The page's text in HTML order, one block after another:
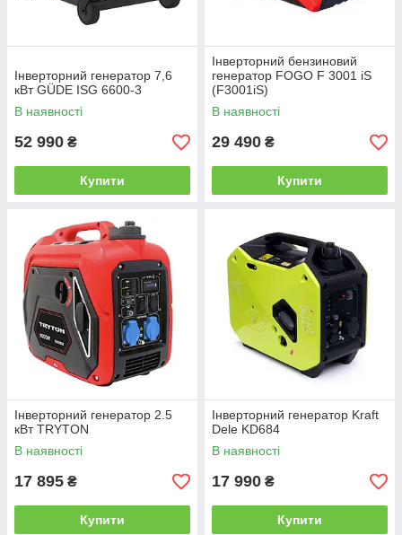
Інверторний генератор 7,6
кВт GÜDE ISG 6600-3
В наявності
52 990 ₴
Купити
Інверторний бензиновий
генератор FOGO F 3001 iS
(F3001iS)
В наявності
29 490 ₴
Купити
Інверторний генератор 2.5
кВт TRYTON
В наявності
17 895 ₴
Купити
Інверторний генератор Kraft
Dele KD684
В наявності
17 990 ₴
Купити